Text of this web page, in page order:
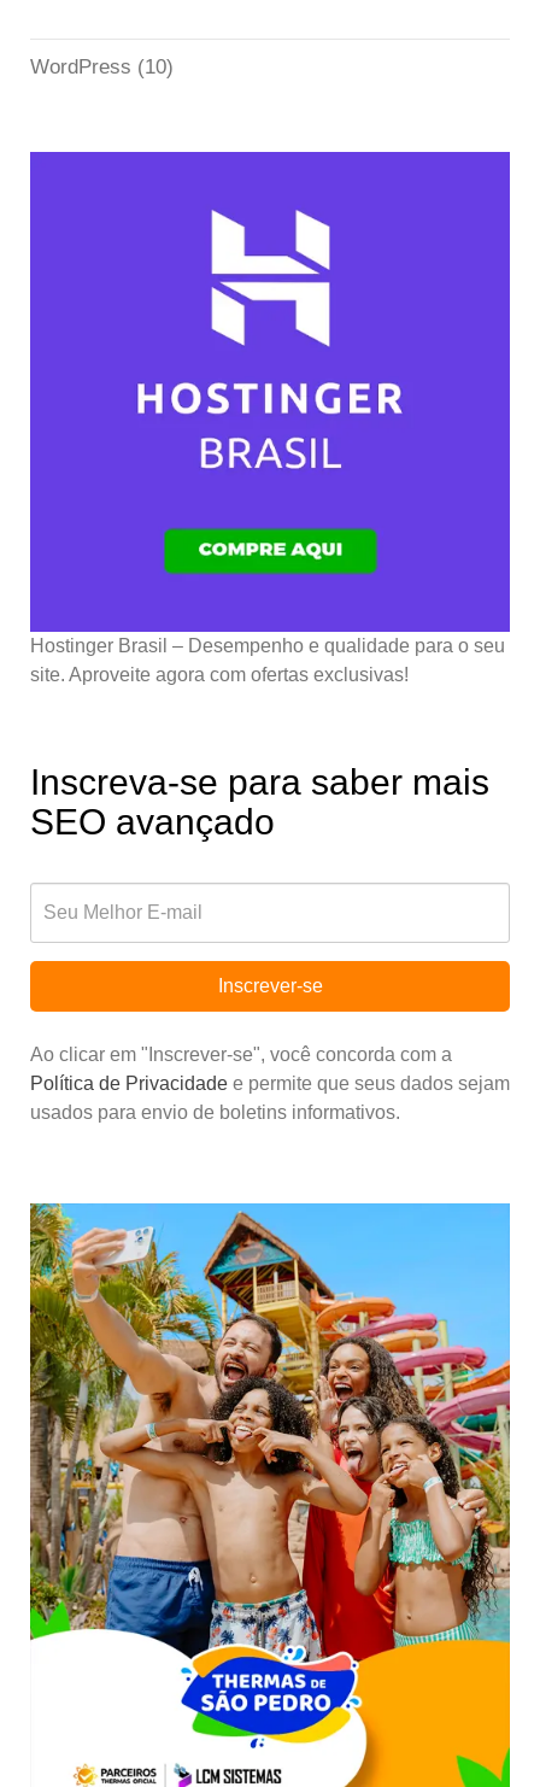
WordPress (10)
Hostinger Brasil – Desempenho e qualidade para o seu
site. Aproveite agora com ofertas exclusivas!
Inscreva-se para saber mais
SEO avançado
Inscrever-se
Ao clicar em "Inscrever-se", você concorda com a
Política de Privacidade e permite que seus dados sejam
usados para envio de boletins informativos.